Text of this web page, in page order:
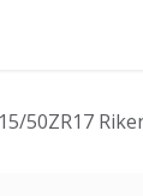
50ZR17